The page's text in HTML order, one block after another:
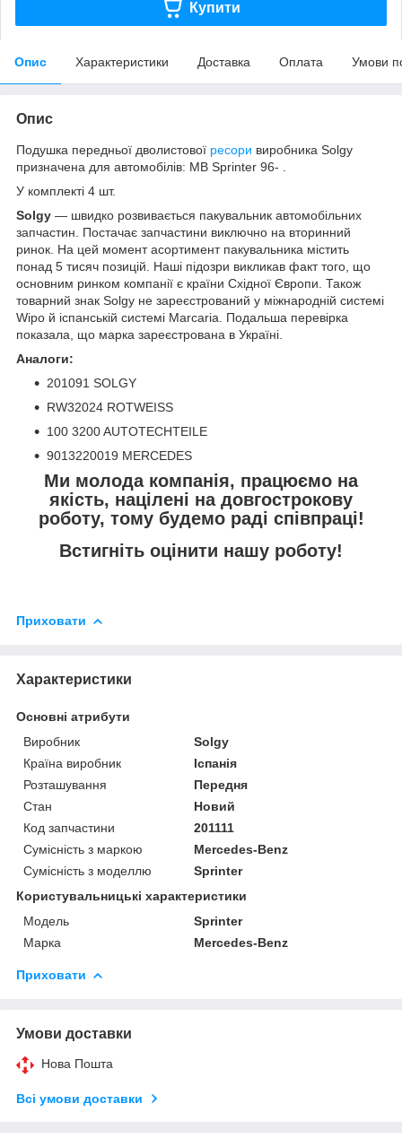
Купити
Опис Характеристики Доставка Оплата Умови
Опис
Подушка передньої дволистової ресори виробника Solgy
призначена для автомобілів: MB Sprinter 96- .
У комплекті 4 шт.
Solgy — швидко розвивається пакувальник автомобільних
запчастин. Постачає запчастини виключно на вторинний
ринок. На цей момент асортимент пакувальника містить
понад 5 тисяч позицій. Наші підозри викликав факт того, що
основним ринком компанії є країни Східної Європи. Також
товарний знак Solgy не зареєстрований у міжнародній системі
Wipo й іспанській системі Marcaria. Подальша перевірка
показала, що марка зареєстрована в Україні.
Аналоги:
201091 SOLGY
RW32024 ROTWEISS
100 3200 AUTOTECHTEILE
9013220019 MERCEDES
Ми молода компанія, працюємо на
якість, націлені на довгострокову
роботу, тому будемо раді співпраці!
Встигніть оцінити нашу роботу!
Приховати
Характеристики
Основні атрибути
Виробник
Solgy
Країна виробник
Іспанія
Розташування
Передня
Стан
Новий
Код запчастини
201111
Сумісність з маркою
Mercedes-Benz
Сумісність з моделлю
Sprinter
Користувальницькі характеристики
Модель
Sprinter
Марка
Mercedes-Benz
Приховати
Умови доставки
Нова Пошта
Всі умови доставки